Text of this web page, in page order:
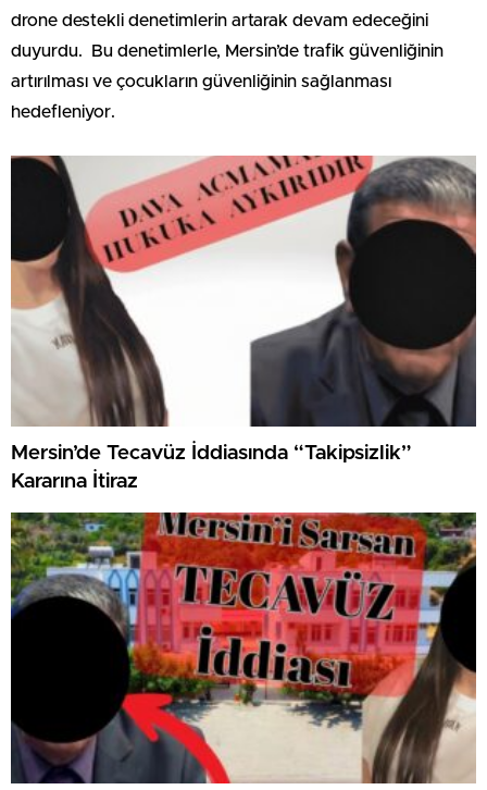
drone destekli denetimlerin artarak devam edeceğini
duyurdu. Bu denetimlerle, Mersin’de trafik güvenliğinin
artırılması ve çocukların güvenliğinin sağlanması
hedefleniyor.
Mersin’de Tecavüz İddiasında “Takipsizlik”
Kararına İtiraz